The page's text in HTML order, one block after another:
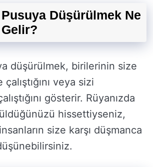
Düşürülmek Ne
düşürülmek, birilerinin size
veya sizi
gösterir. Rüyanızda
hissettiyseniz,
size karşı düşmanca